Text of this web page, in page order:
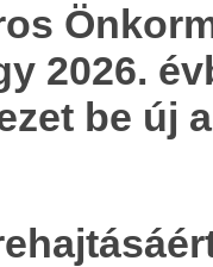
2026.
be új